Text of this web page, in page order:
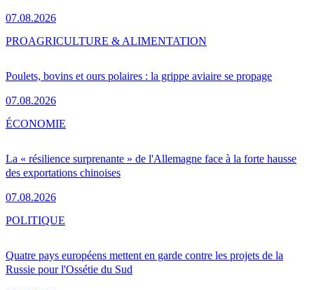
07.08.2026
Poulets, bovins et ours polaires : la grippe aviaire se propage
07.08.2026
PROAGRICULTURE & ALIMENTATION
La « résilience surprenante » de l'Allemagne face à la forte hausse
des exportations chinoises
07.08.2026
ÉCONOMIE
Quatre pays européens mettent en garde contre les projets de la
Russie pour l'Ossétie du Sud
POLITIQUE